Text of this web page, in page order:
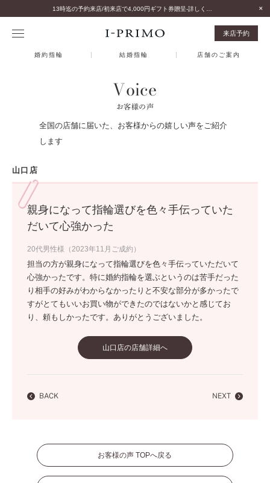
来店予約
婚約指輪 結婚指輪 店舗のご案内
Voice
お客様の声
全国の店舗に届いた、お客様からの嬉しい声をご紹介
します
山口店
親身になって指輪選びを色々手伝っていた
だいて心強かった
20代男性様（2023年11月ご成約）
担当の方が親身になって指輪選びを色々手伝っていただいて
心強かったです。特に婚約指輪を選ぶというのは苦手だった
り相手の好みがわからなかったりと不安な部分が多かったで
すがとてもいいお買い物ができたのではないかと感じてお
り、頼もしかったです。ありがとうございました。
山口店の店舗詳細へ
BACK NEXT
お客様の声 TOPへ戻る